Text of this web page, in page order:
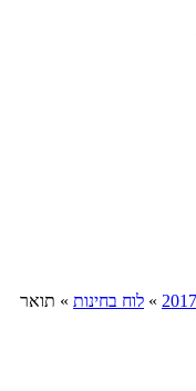
» לוח בחינות » תואר